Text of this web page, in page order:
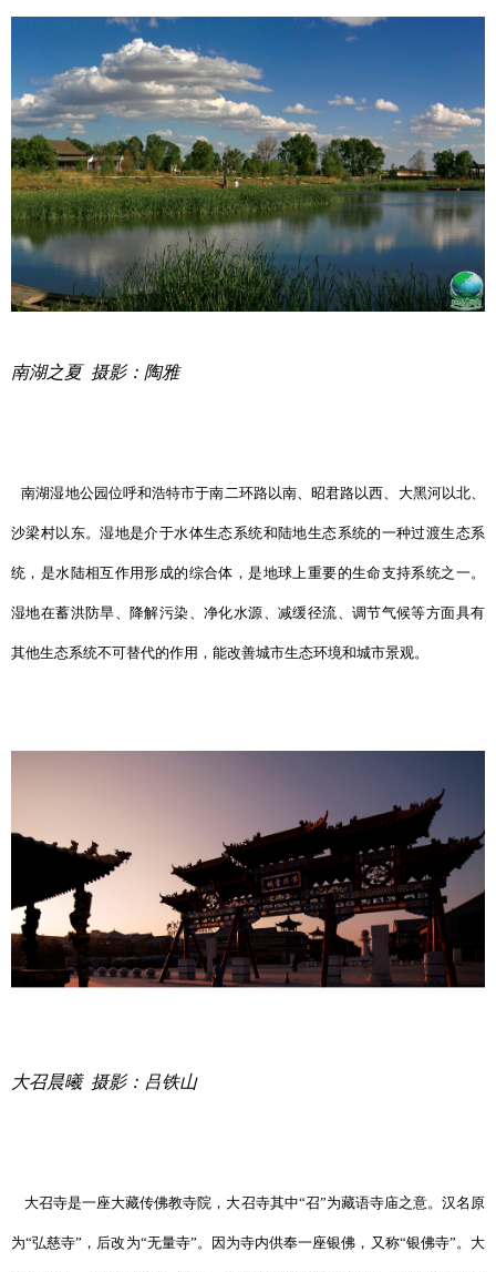
南湖之夏 摄影：陶雅
南湖湿地公园位呼和浩特市于南二环路以南、昭君路以西、大黑河以北、
沙梁村以东。湿地是介于水体生态系统和陆地生态系统的一种过渡生态系
统，是水陆相互作用形成的综合体，是地球上重要的生命支持系统之一。
湿地在蓄洪防旱、降解污染、净化水源、减缓径流、调节气候等方面具有
其他生态系统不可替代的作用，能改善城市生态环境和城市景观。
大召晨曦 摄影：吕铁山
大召寺是一座大藏传佛教寺院，大召寺其中“召”为藏语寺庙之意。汉名原
为“弘慈寺”，后改为“无量寺”。因为寺内供奉一座银佛，又称“银佛寺”。大